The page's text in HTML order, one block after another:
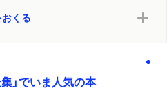
おくる
」でいま人気の本